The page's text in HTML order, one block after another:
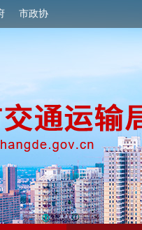
市政协